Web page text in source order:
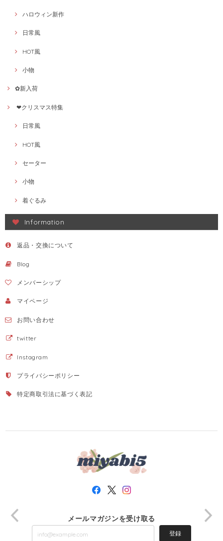
ハロウィン新作
日常風
HOT風
小物
✿新入荷
❤クリスマス特集
日常風
HOT風
セーター
小物
着ぐるみ
Information
返品・交換について
Blog
メンバーシップ
マイページ
お問い合わせ
twitter
Instagram
プライバシーポリシー
特定商取引法に基づく表記
メールマガジンを受け取る
登録